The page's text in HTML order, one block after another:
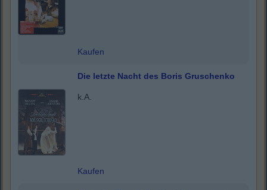
Kaufen
Die letzte Nacht des Boris Gruschenko
k.A.
Kaufen